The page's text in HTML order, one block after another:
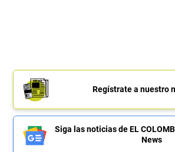
Regístrate a nuestro
Siga las noticias de EL
News